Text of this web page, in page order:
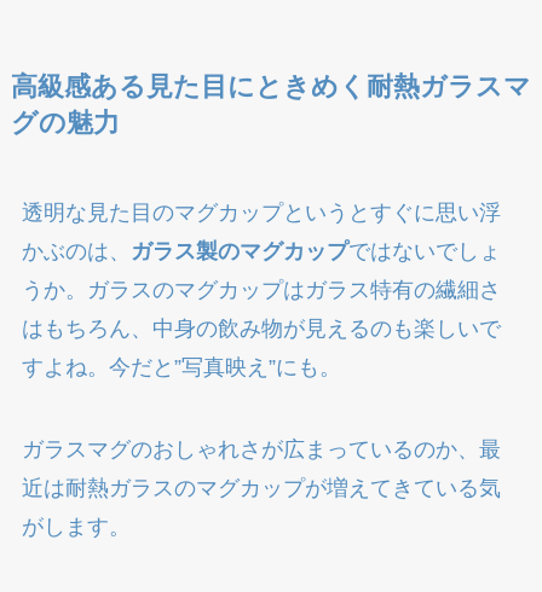
高級感ある見た目にときめく耐熱ガラスマ
グの魅力
透明な見た目のマグカップというとすぐに思い浮
かぶのは、
ガラス製のマグカップではないでしょ
うか。ガラスのマグカップはガラス特有の繊細さ
はもちろん、中身の飲み物が見えるのも楽しいで
すよね。今だと”写真映え”にも。
ガラスマグのおしゃれさが広まっているのか、最
近は耐熱ガラスのマグカップが増えてきている気
がします。